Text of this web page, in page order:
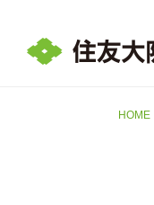
HOME